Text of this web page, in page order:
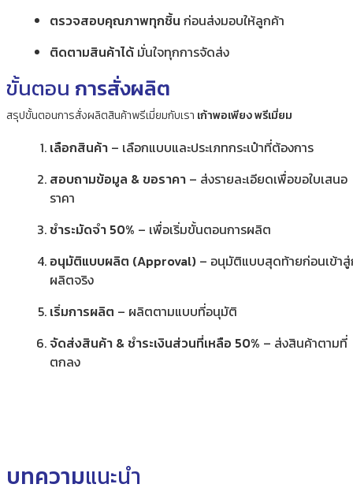
ตรวจสอบคุณภาพทุกชิ้น ก่อนส่งมอบให้ลูกค้า
ติดตามสินค้าได้ มั่นใจทุกการจัดส่ง
ขั้นตอน การสั่งผลิต
สรุปขั้นตอนการสั่งผลิตสินค้าพรีเมี่ยมกับเรา เก้าพอเพียง พรีเมี่ยม
เลือกสินค้า – เลือกแบบและประเภทกระเป๋าที่ต้องการ
สอบถามข้อมูล & ขอราคา – ส่งรายละเอียดเพื่อขอใบเสนอ
ราคา
ชำระมัดจำ 50% – เพื่อเริ่มขั้นตอนการผลิต
อนุมัติแบบผลิต (Approval) – อนุมัติแบบสุดท้ายก่อนเข้าสู่
ผลิตจริง
เริ่มการผลิต – ผลิตตามแบบที่อนุมัติ
จัดส่งสินค้า & ชำระเงินส่วนที่เหลือ 50% – ส่งสินค้าตามที่
ตกลง
บทความแนะนำ